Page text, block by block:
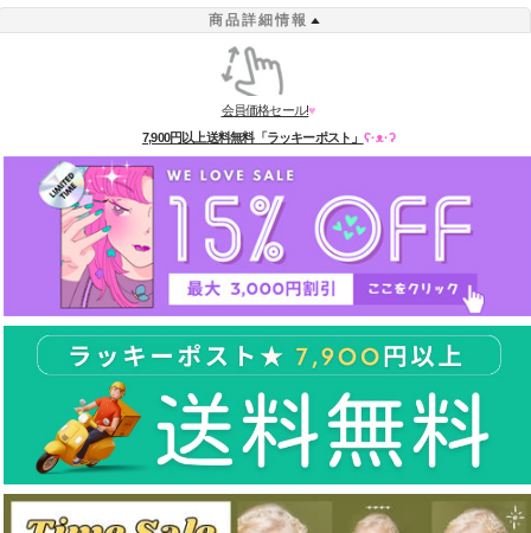
商品詳細情報
会員価格セール!♥
7,900円以上送料無料「ラッキーポスト」 ʕ·ᴥ·ʔ